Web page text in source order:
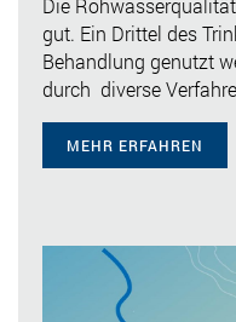
gut. Ein Drittel des
Behandlung genutzt
durch diverse
MEHR ERFAHREN